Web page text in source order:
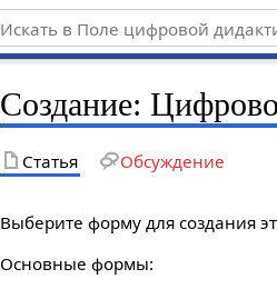
Создание:
Статья Обсуждение
Выберите форму для создания
Основные формы: